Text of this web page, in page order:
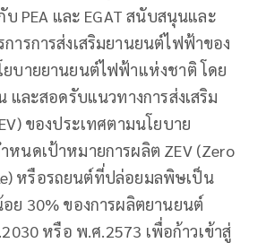
PEA และ EGAT สนับสนุนและ
ารการส่งเสริมยานยนต์ไฟฟ้าของ
บายยานยนต์ไฟฟ้าแห่งชาติ โดย
และสอดรับแนวทางการส่งเสริม
ของประเทศตามนโยบาย
หนดเป้าหมายการผลิต ZEV (Zero
หรือรถยนต์ที่ปล่อยมลพิษเป็น
ย 30% ของการผลิตยานยนต์
หรือ พ.ศ.2573 เพื่อก้าวเข้าสู่